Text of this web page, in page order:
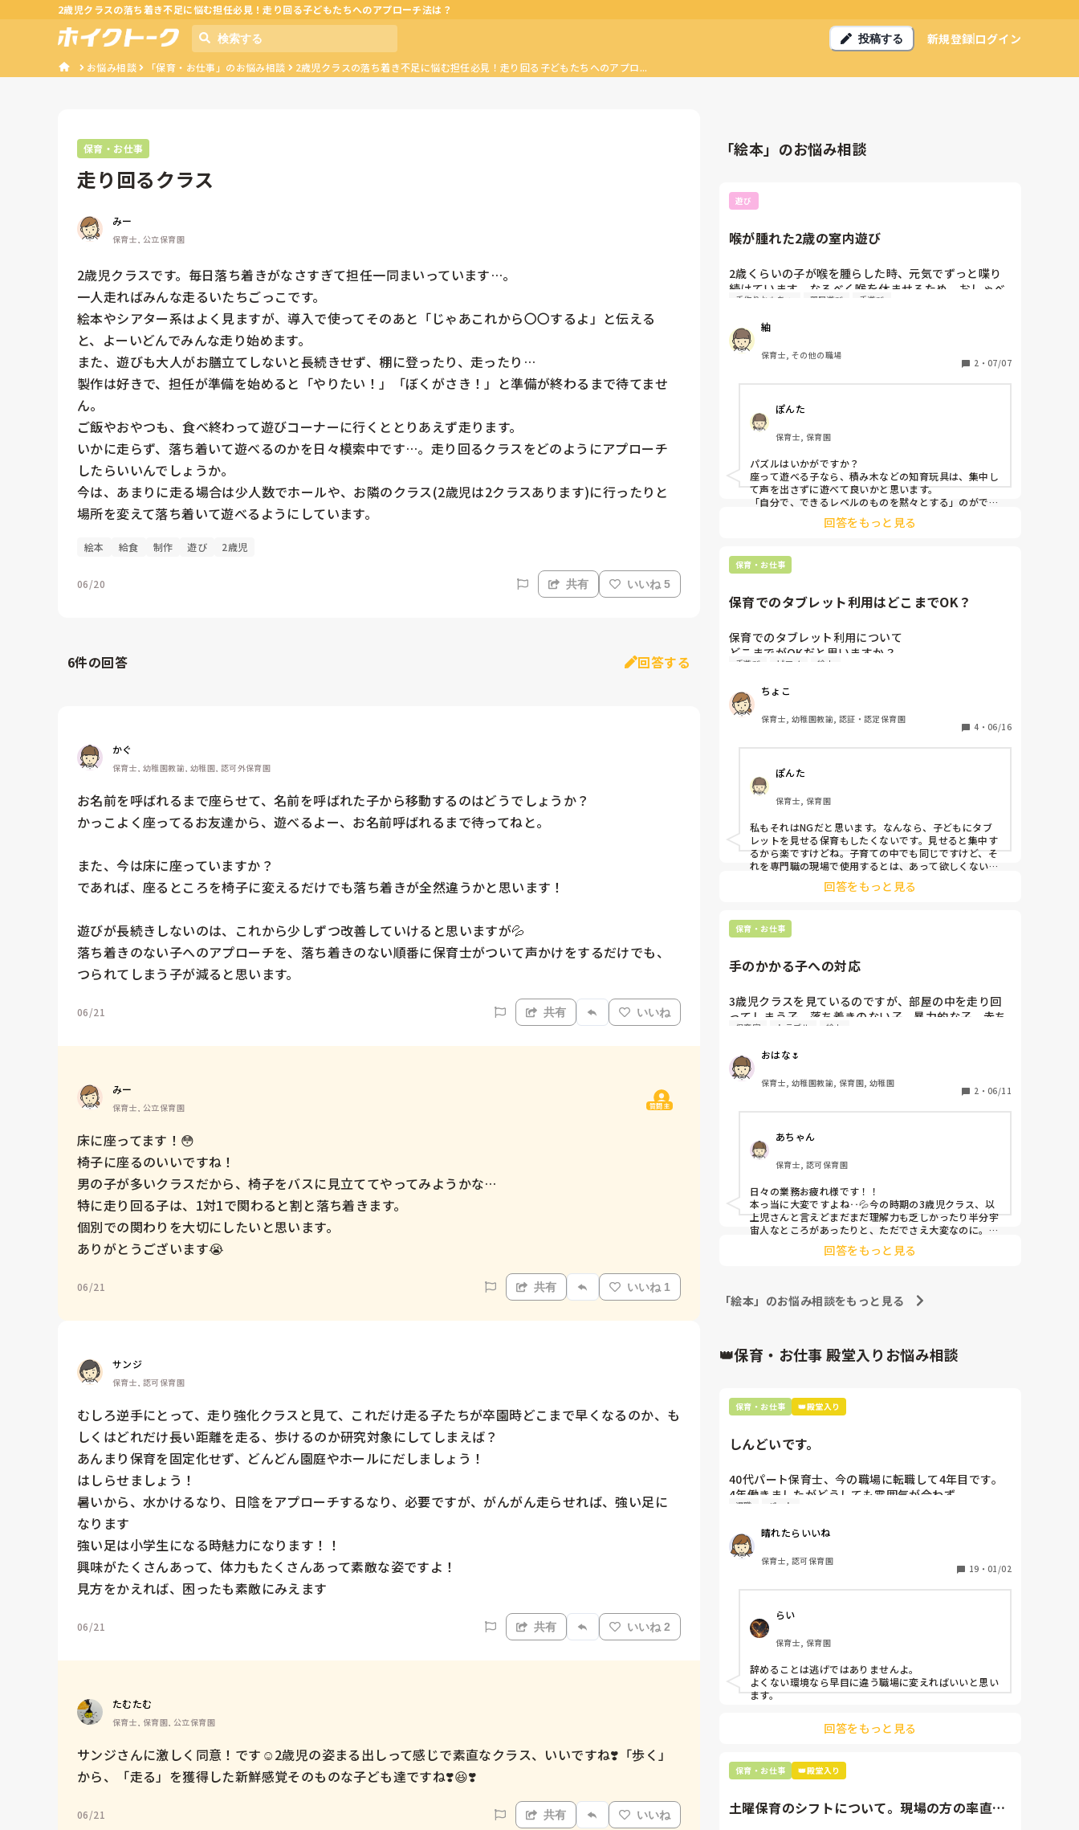
2歳児クラスの落ち着き不足に悩む担任必見！走り回る子どもたちへのアプローチ法は？
投稿する 新規登録ログイン
お悩み相談 「保育・お仕事」のお悩み相談 2歳児クラスの落ち着き不足に悩む担任必見！走り回る子どもたちへのアプロ...
保育・お仕事
走り回るクラス
みー
保育士, 公立保育園
2歳児クラスです。毎日落ち着きがなさすぎて担任一同まいっています…。
一人走ればみんな走るいたちごっこです。
絵本やシアター系はよく見ますが、導入で使ってそのあと「じゃあこれから〇〇するよ」と伝える
と、よーいどんでみんな走り始めます。
また、遊びも大人がお膳立てしないと長続きせず、棚に登ったり、走ったり…
製作は好きで、担任が準備を始めると「やりたい！」「ぼくがさき！」と準備が終わるまで待てませ
ん。
ご飯やおやつも、食べ終わって遊びコーナーに行くととりあえず走ります。
いかに走らず、落ち着いて遊べるのかを日々模索中です…。走り回るクラスをどのようにアプローチ
したらいいんでしょうか。
今は、あまりに走る場合は少人数でホールや、お隣のクラス(2歳児は2クラスあります)に行ったりと
場所を変えて落ち着いて遊べるようにしています。
絵本 給食 制作 遊び 2歳児
06/20 共有 いいね 5
6件の回答 回答する
かぐ
保育士, 幼稚園教諭, 幼稚園, 認可外保育園
お名前を呼ばれるまで座らせて、名前を呼ばれた子から移動するのはどうでしょうか？
かっこよく座ってるお友達から、遊べるよー、お名前呼ばれるまで待ってねと。
また、今は床に座っていますか？
であれば、座るところを椅子に変えるだけでも落ち着きが全然違うかと思います！
遊びが長続きしないのは、これから少しずつ改善していけると思いますが💦
落ち着きのない子へのアプローチを、落ち着きのない順番に保育士がついて声かけをするだけでも、
つられてしまう子が減ると思います。
06/21 共有 いいね
みー
保育士, 公立保育園 質問主
床に座ってます！😳
椅子に座るのいいですね！
男の子が多いクラスだから、椅子をバスに見立ててやってみようかな…
特に走り回る子は、1対1で関わると割と落ち着きます。
個別での関わりを大切にしたいと思います。
ありがとうございます😭
06/21 共有 いいね 1
サンジ
保育士, 認可保育園
むしろ逆手にとって、走り強化クラスと見て、これだけ走る子たちが卒園時どこまで早くなるのか、も
しくはどれだけ長い距離を走る、歩けるのか研究対象にしてしまえば？
あんまり保育を固定化せず、どんどん園庭やホールにだしましょう！
はしらせましょう！
暑いから、水かけるなり、日陰をアプローチするなり、必要ですが、がんがん走らせれば、強い足に
なります
強い足は小学生になる時魅力になります！！
興味がたくさんあって、体力もたくさんあって素敵な姿ですよ！
見方をかえれば、困ったも素敵にみえます
06/21 共有 いいね 2
たむたむ
保育士, 保育園, 公立保育園
サンジさんに激しく同意！です☺️2歳児の姿まる出しって感じで素直なクラス、いいですね❣️「歩く」
から、「走る」を獲得した新鮮感覚そのものな子ども達ですね❣️😆❣️
06/21 共有 いいね
「絵本」のお悩み相談
遊び
喉が腫れた2歳の室内遊び
2歳くらいの子が喉を腫らした時、元気でずっと喋り
続けています。なるべく喉を休ませるため、おしゃべ
りを減らして静かに過ごせる家での遊び方や関わり方
の工夫を教えてください。
「静かにしてね」と言うのも難しく、集中して遊べる
手作りおもちゃ 部屋遊び 手遊び
紬
保育士, その他の職場
2 ・ 07/07
ぽんた
保育士, 保育園
パズルはいかがですか？
座って遊べる子なら、積み木などの知育玩具は、集中し
て声を出さずに遊べて良いかと思います。
「自分で、できるレベルのものを黙々とする」のができ
れば良いかなと思います！回答をもっと見る
保育・お仕事
保育でのタブレット利用はどこまでOK？
保育でのタブレット利用について
どこまでがOKだと思いますか？
先日泣いている乳児クラスの子にがっつりYouTubeを
見せている場面を見ました。
その時は泣き止むと思います。
でも、消せばまた泣くのでは…
それなら本物の絵本を読んだら良いのでは…と
思ってしまいました。
絵本を読むこと、歌を歌うこと
手遊びをすることって全てに意味があり
様々なことを育むのに大切なことだと思います。
保育士の専門性って
ちょっとモヤモヤしています。
私はきっと古い考えの持ち主なので
タブレット利用全てを否定している訳では無いのと
手遊び ピアノ 絵本
ちょこ
保育士, 幼稚園教諭, 認証・認定保育園
4 ・ 06/16
ぽんた
保育士, 保育園
私もそれはNGだと思います。なんなら、子どもにタブ
レットを見せる保育もしたくないです。見せると集中す
るから楽ですけどね。子育ての中でも同じですけど、そ
れを専門職の現場で使用するとは、あって欲しくないこ
とだなと思います。
踊りを見せて一緒に踊る若い先生がいましたが、うー
回答をもっと見る
保育・お仕事
手のかかる子への対応
3歳児クラスを見ているのですが、部屋の中を走り回
ってしまう子、落ち着きのない子、暴力的な子、赤ち
ゃんのように幼い子等手のかかる子が7人ほどいてな
お利口な子はそんな中でもしっかりお話を聞いてくれ
て助かっているのですが、手のかかる子が多すぎま
す…。
担任(固定)＋補助の先生で20人ほどを見ているのです
落ち着きのない子、悪いことを楽しんでやる子にはど
う対応したら良いですか？
裏では悪口を言われているのが分かるので本当に辛
い。今すぐにでも辞めたいくらいです。
保育室 トラブル 絵本
おはな🌷
保育士, 幼稚園教諭, 保育園, 幼稚園
2 ・ 06/11
あちゃん
保育士, 認可保育園
日々の業務お疲れ様です！！
本っ当に大変ですよね‥💦今の時期の3歳児クラス、以
上児さんと言えどまだまだ理解力も乏しかったり半分宇
宙人なところがあったりと、ただでさえ大変なのに。
それにプラスして手のかかる子が多いとなると保育士の
人数も2人じゃ到底足りないですよね！！
行くことがありますが本当に大変です。特に、手が出て
しまいトラブルに繋がる子や落ち着きのない子などは主
やはり別の空間に一時的でも連れてそこで過ごす時間が
あるほうが、保育士、周りの子どもたち、当の本人たち
「向こうで待ってるね」など声掛けをし、一切追いかけ
ず遠くから危険のないように見守る方がいいそうです。
私自身も7人程、特性のある子達がいるクラスを持って
いるので、大変さは身に染みて分かります。
験を増やして頑張って意義しょう！！
とは言え、本当に大変ですよね‥(泣)
回答をもっと見る
「絵本」のお悩み相談をもっと見る
👑保育・お仕事 殿堂入りお悩み相談
保育・お仕事 👑殿堂入り
しんどいです。
40代パート保育士、今の職場に転職して4年目です。
4年働きましたがどうしても雰囲気が合わず
退職しようと思っています。
周りの職員は、勤続10年以上から何十年という先生が
ほとんどです。
保護者子どもの愚痴悪口が多く、
子どもの前でも
仕方ないよね
もう何も言わずに
子どもの言いなりになればいいんだね
などいう意見で…
上の先生に相談することは難しそうです。
正直苦しい。
辞めることは逃げ、と、過去辞めた人も何年も言われ
続けています
退職 パート
晴れたらいいね
保育士, 認可保育園
19 ・ 01/02
らい
保育士, 保育園
辞めることは逃げではありませんよ。
よくない環境なら早目に違う職場に変えればいいと思い
ます。
回答をもっと見る
保育・お仕事 👑殿堂入り
土曜保育のシフトについて。現場の方の率直な